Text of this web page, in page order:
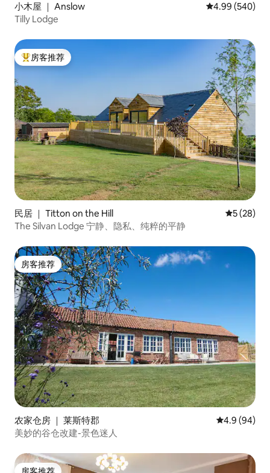
小木屋 ｜ Anslow 平均评分 4.99
4.99 (540)
Tilly Lodge
热门「房客推荐」
房客推荐
民居 ｜ Titton on the Hill 平均评分
5 (28)
The Silvan Lodge 宁静、隐私、纯粹的平静
房客推荐
房客推荐
农家仓房 ｜ 莱斯特郡 平均评分 4.9
4.9 (94)
美妙的谷仓改建-景色迷人